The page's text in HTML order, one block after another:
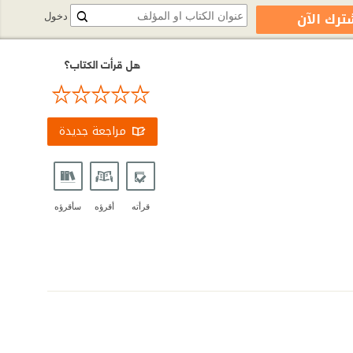
هل قرأت الكتاب؟
مراجعة جديدة
قرأته أقرؤه سأقرؤه
دخول الآن